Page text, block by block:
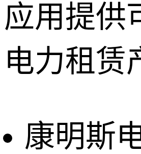
应用提供
电力租赁
康明斯
深圳租赁服
惠州租赁服
务
东莞租赁服